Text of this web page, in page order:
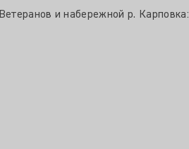
и набережной р. Карповка: